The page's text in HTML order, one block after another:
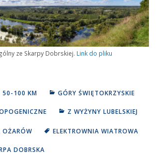
ze Skarpy Dobrskiej. Link do pliku
50-100 KM GÓRY ŚWIĘTOKRZYSKIE
Z WYŻYNY LUBELSKIEJ
OŻARÓW ELEKTROWNIA WIATROWA
DOBRSKA